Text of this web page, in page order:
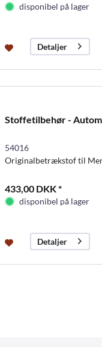
disponibel på lager
Detaljer
Stoffetilbehør -
54016
Originalbetrækstof til
433,00 DKK *
disponibel på lager
Detaljer